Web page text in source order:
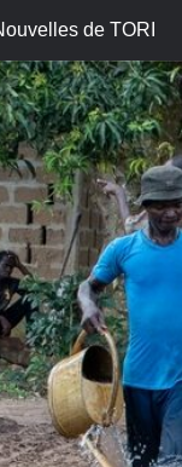
de TORI